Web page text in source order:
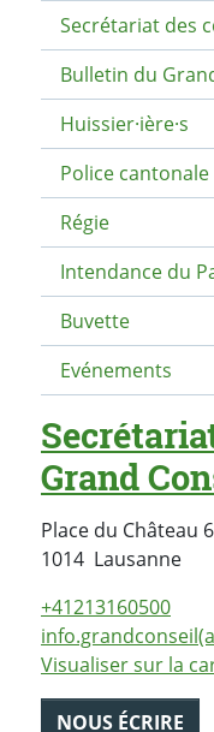
Secrétariat des
Bulletin du
Huissier·ière·s
Police cantonale
Régie
Intendance du
Buvette
Evénements
Grand
Place du Château 6
1014 Lausanne
+41213160500
Visualiser sur la
NOUS ÉCRIRE